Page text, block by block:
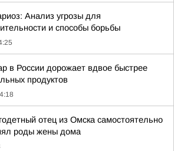
Анализ угрозы для
и способы борьбы
в России дорожает вдвое быстрее
продуктов
отец из Омска самостоятельно
роды жены дома